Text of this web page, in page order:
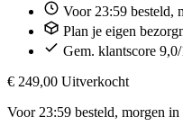
Voor 23:59 besteld,
Plan je eigen
Gem. klantscore
€ 249,00 Uitverkocht
Voor 23:59 besteld, morgen in